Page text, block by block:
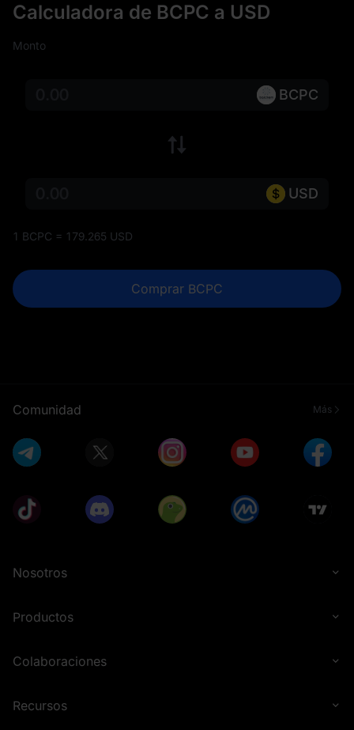
Calculadora de BCPC a USD
Monto
BCPC
USD
1 BCPC = 179.265 USD
Comprar BCPC
Comunidad Más
Nosotros
Productos
Colaboraciones
Recursos